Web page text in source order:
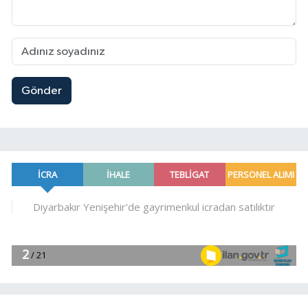
Gönder